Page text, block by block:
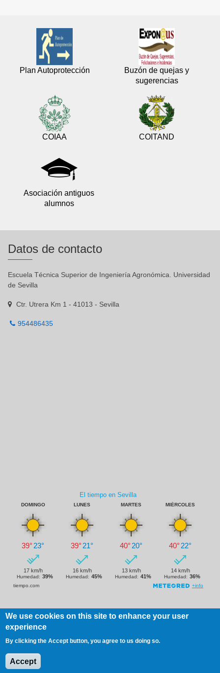
Plan Autoprotección
Buzón de quejas y
sugerencias
COIAA COITAND
Asociación antiguos
alumnos
Datos de contacto
Escuela Técnica Superior de Ingeniería Agronómica. Universidad
de Sevilla
Ctr. Utrera Km 1 - 41013 - Sevilla
954486435
Footer
menu
Aviso Legal
We use cookies on this site to enhance your user
experience
By clicking the Accept button, you agree to us doing so.
Accept